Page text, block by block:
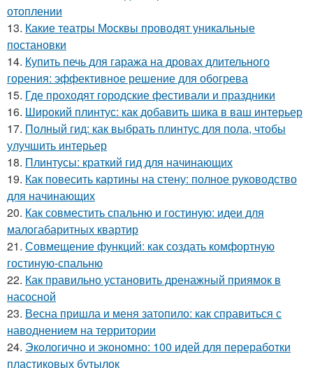
отоплении
13. Какие театры Москвы проводят уникальные
постановки
14. Купить печь для гаража на дровах длительного
горения: эффективное решение для обогрева
15. Где проходят городские фестивали и праздники
16. Широкий плинтус: как добавить шика в ваш интерьер
17. Полный гид: как выбрать плинтус для пола, чтобы
улучшить интерьер
18. Плинтусы: краткий гид для начинающих
19. Как повесить картины на стену: полное руководство
для начинающих
20. Как совместить спальню и гостиную: идеи для
малогабаритных квартир
21. Совмещение функций: как создать комфортную
гостиную-спальню
22. Как правильно установить дренажный приямок в
насосной
23. Весна пришла и меня затопило: как справиться с
наводнением на территории
24. Экологично и экономно: 100 идей для переработки
пластиковых бутылок